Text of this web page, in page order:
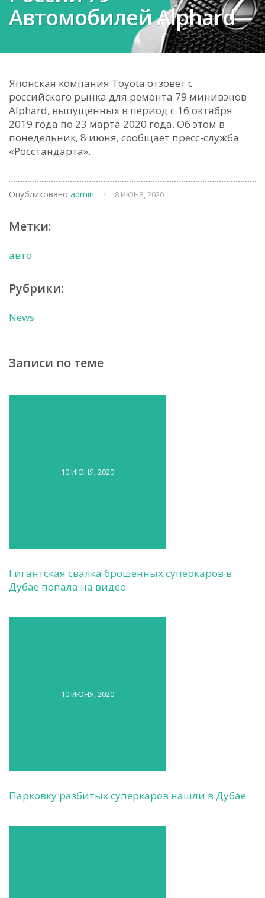
Автомобилей Alphard
Японская компания Toyota отзовет с
российского рынка для ремонта 79 минивэнов
Alphard, выпущенных в период с 16 октября
2019 года по 23 марта 2020 года. Об этом в
понедельник, 8 июня, сообщает пресс-служба
«Росстандарта».
Опубликовано admin / 8 ИЮНЯ, 2020
Метки:
авто
Рубрики:
News
Записи по теме
10 ИЮНЯ, 2020
Гигантская свалка брошенных суперкаров в
Дубае попала на видео
10 ИЮНЯ, 2020
Парковку разбитых суперкаров нашли в Дубае